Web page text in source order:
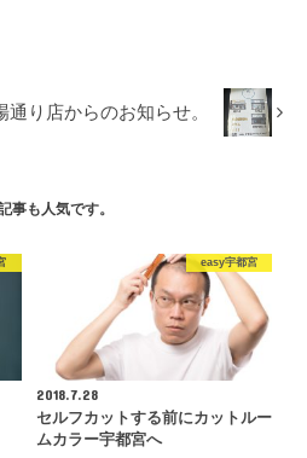
り店からのお知らせ。
事も人気です。
easy宇都宮
2018.7.28
セルフカットする前にカットルー
ムカラー宇都宮へ